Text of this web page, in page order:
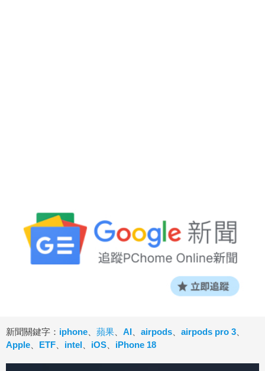
新聞關鍵字： iphone 蘋果 AI airpods airpods pro 3
Apple
ETF intel iOS iPhone 18